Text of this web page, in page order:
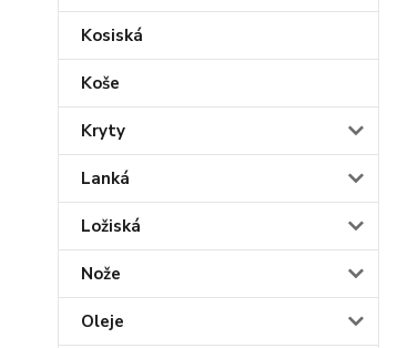
Kosiská
Koše
Kryty
Lanká
Ložiská
Nože
Oleje